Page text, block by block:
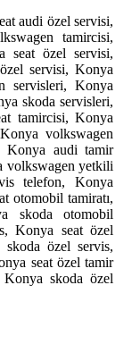
audi özel servisi,
tamircisi,
seat özel servisi,
servisi, Konya
servisleri, Konya
skoda servisleri,
tamircisi, Konya
volkswagen
Konya audi tamir
volkswagen yetkili
telefon, Konya
otomobil tamiratı,
skoda otomobil
Konya seat özel
özel servis,
seat özel tamir
skoda özel